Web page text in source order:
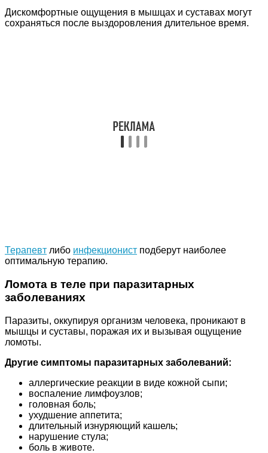
Дискомфортные ощущения в мышцах и суставах могут
сохраняться после выздоровления длительное время.
Терапевт либо инфекционист подберут наиболее
оптимальную терапию.
Ломота в теле при паразитарных
заболеваниях
Паразиты, оккупируя организм человека, проникают в
мышцы и суставы, поражая их и вызывая ощущение
ломоты.
Другие симптомы паразитарных заболеваний:
аллергические реакции в виде кожной сыпи;
воспаление лимфоузлов;
головная боль;
ухудшение аппетита;
длительный изнуряющий кашель;
нарушение стула;
боль в животе.